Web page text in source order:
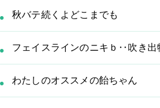
秋バテ続くよどこまでも
フェイスラインのニキｂ‥吹き出
わたしのオススメの飴ちゃん